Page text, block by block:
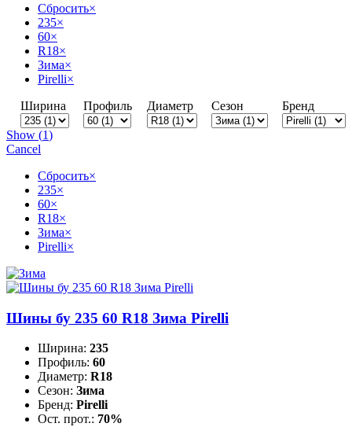
Сбросить×
235×
60×
R18×
Зима×
Pirelli×
Ширина
Профиль Диаметр Сезон Бренд
Show (1)
Cancel
Сбросить×
235×
60×
R18×
Зима×
Pirelli×
Шины бу 235 60 R18 Зима Pirelli
Ширина: 235
Профиль: 60
Диаметр: R18
Сезон: Зима
Бренд: Pirelli
Ост. прот.: 70%